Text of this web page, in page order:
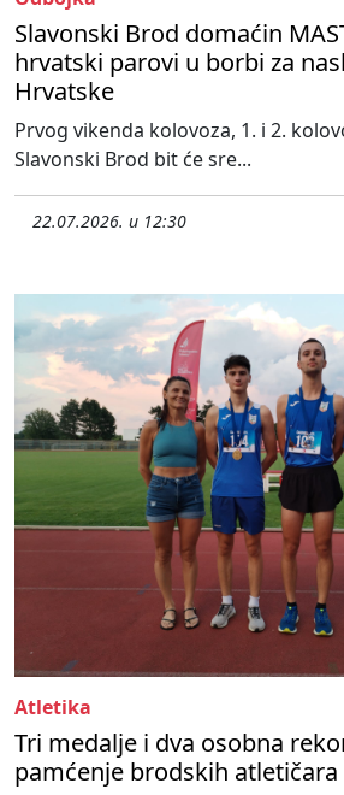
Slavonski Brod domaćin
hrvatski parovi u borbi za
Hrvatske
Prvog vikenda kolovoza, 1. i 2.
Slavonski Brod bit će sre...
22.07.2026. u 12:30
Atletika
Tri medalje i dva osobna
pamćenje brodskih atletičara